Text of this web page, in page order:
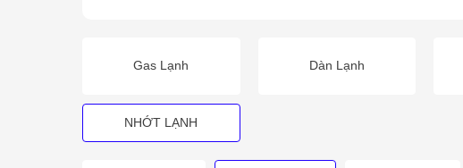
Gas Lạnh Dàn Lạnh
NHỚT LẠNH